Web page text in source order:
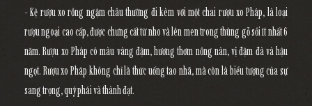
- Kệ rượu xo rồng ngậm châu thường đi kèm với một chai rượu xo Pháp, là loại
rượu ngoại cao cấp, được chưng cất từ nho và lên men trong thùng gỗ sồi ít nhất 6
năm. Rượu xo Pháp có màu vàng đậm, hương thơm nồng nàn, vị đậm đà và hậu
ngọt. Rượu xo Pháp không chỉ là thức uống tao nhã, mà còn là biểu tượng của sự
sang trọng, quý phái và thành đạt.